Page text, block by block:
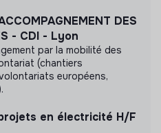
DES
- CDI - Lyon
par la mobilité des
(chantiers
européens,
en électricité H/F